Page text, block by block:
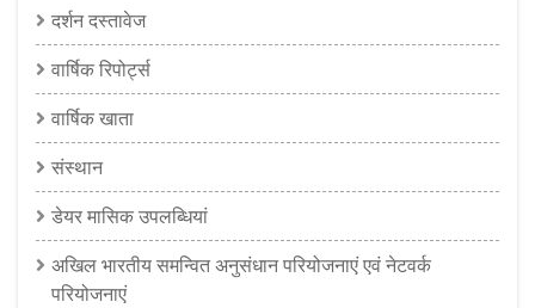
दर्शन दस्तावेज
वार्षिक रिपोर्ट्स
वार्षिक खाता
संस्थान
डेयर मासिक उपलब्धियां
अखिल भारतीय समन्‍वित अनुसंधान परियोजनाएं एवं नेटवर्क
परियोजनाएं